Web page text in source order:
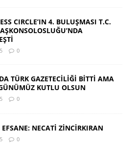
CIRCLE’IN 4. BULUŞMASI T.C.
0
TÜRK GAZETECİLİĞİ BİTTİ AMA
KUTLU OLSUN
0
NECATİ ZİNCİRKIRAN
0